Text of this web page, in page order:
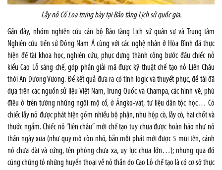
Lẫy nỏ Cổ Loa trưng bày tại Bảo tàng Lịch sử quốc gia.
Gần đây, nhóm nghiên cứu cán bộ Bảo tàng Lịch sử quân sự và Trung tâm
Nghiên cứu tiền sử Đông Nam Á cùng với các nghệ nhân ở Hòa Bình đã thực
hiện đề tài khoa học, nghiên cứu, phục dựng thành công bước đầu chiếc nỏ
kiểu Cao Lỗ sáng chế, góp phần giải mã được kỹ thuật chế tạo nỏ Liên Châu
thời An Dương Vương. Để kết quả đưa ra có tính logic và thuyết phục, đề tài đã
dựa trên các nguồn sử liệu Việt Nam, Trung Quốc và Champa, các hình vẽ, phù
điêu ở trên tường những ngôi mộ cổ, ở Ăngko-vát, tư liệu dân tộc học… Có
chiếc lẫy nỏ được phát hiện gồm nhiều bộ phận, như hộp cò, lẫy cò, hai chốt và
thước ngắm. Chiếc nỏ “liên châu” mới chế tạo tuy chưa được hoàn hảo như nỏ
thần ngày xưa (như quy mô còn nhỏ, bắn mỗi phát mới được 5 mũi tên, cánh
nỏ chưa dài và cứng, tên phóng chưa xa, uy lực chưa lớn…); nhưng qua đó
cũng chứng tỏ những huyền thoại về nỏ thần do Cao Lỗ chế tạo là có cơ sở thực